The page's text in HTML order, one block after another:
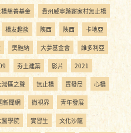
慈善基金 貴州威寧縣謝家村無止橋
橋友趣談 陝西 陜西 卡地亞
奧雅納 大夢基金會 維多利亞
夯土建築 影片 2021
灣區之聲 無止橋 貿發局 心橋
新聞網 微視界 青年發展
醫學院 實習生 文化沙龍